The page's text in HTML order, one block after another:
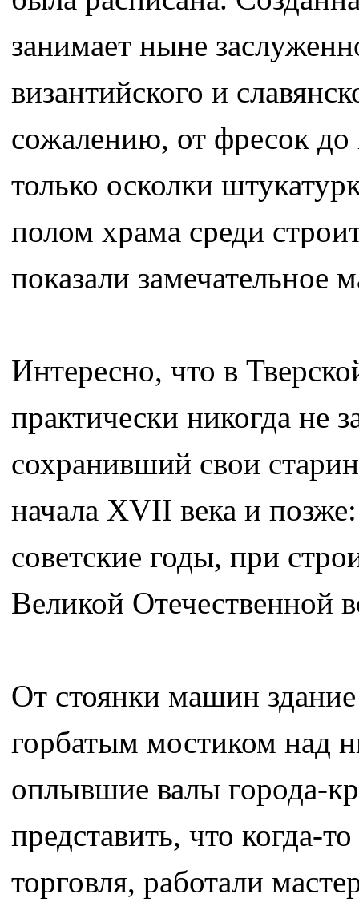
занимает ныне
византийского и
сожалению, от фресок
только осколки
полом храма среди
показали замечательное
Интересно, что в
практически никогда не
сохранивший свои
начала XVII века и
советские годы, при
Великой Отечественной
От стоянки машин
горбатым мостиком над
оплывшие валы города-
представить, что когда-
торговля, работали